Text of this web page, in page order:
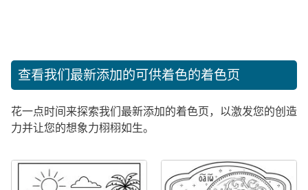
查看我们最新添加的可供着色的着色页
花一点时间来探索我们最新添加的着色页，以激发您的创造
力并让您的想象力栩栩如生。